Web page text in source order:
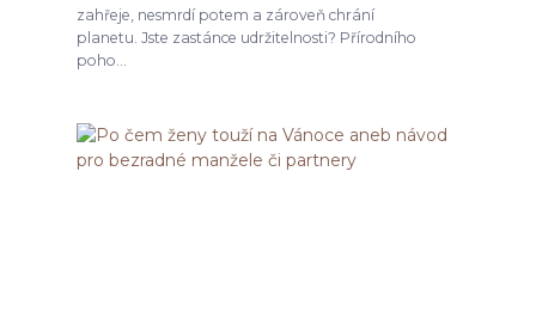
zahřeje, nesmrdí potem a zároveň chrání
planetu. Jste zastánce udržitelnosti? Přírodního
poho...